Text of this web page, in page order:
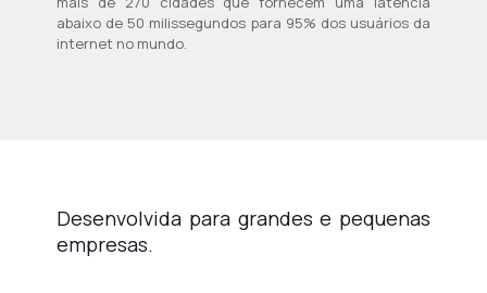
abaixo de 50 milissegundos para 95% dos usuários da
internet no mundo.
Desenvolvida para grandes e pequenas
empresas.